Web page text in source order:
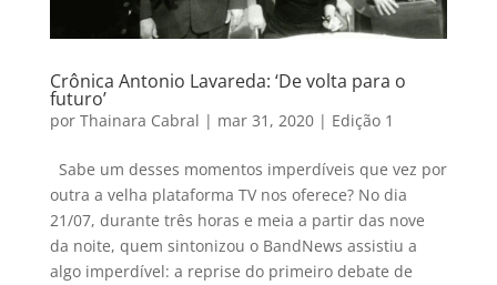
Crônica Antonio Lavareda: ‘De volta para o
futuro’
por Thainara Cabral | mar 31, 2020| Edição 1
Sabe um desses momentos imperdíveis que vez por
outra a velha plataforma TV nos oferece? No dia
21/07, durante três horas e meia a partir das nove
da noite, quem sintonizou o BandNews assistiu a
algo imperdível: a reprise do primeiro debate de